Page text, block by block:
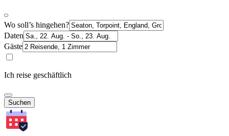
Wo soll’s hingehen?
Daten
Gäste
Ich reise geschäftlich
Suchen